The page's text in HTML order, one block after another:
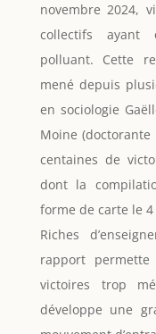
novembre 2024,
collectifs ayant
polluant. Cette
mené depuis
en sociologie
Moine
centaines de
dont la
forme de carte le
Riches
rapport
victoires trop
développe une